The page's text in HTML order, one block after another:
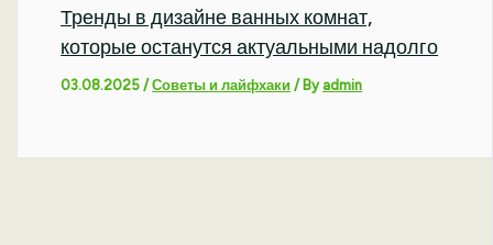
Тренды в дизайне ванных комнат,
которые останутся актуальными надолго
03.08.2025/Советы и лайфхаки / Byadmin